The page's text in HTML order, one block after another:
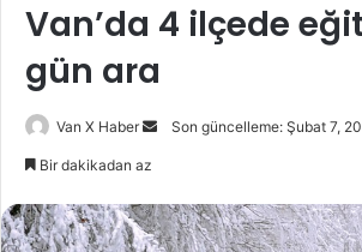
Van’da 4 ilçede
gün ara
Van X Haber
Bir
göndermek
Son güncelleme: Şubat 7,
Bir dakikadan az